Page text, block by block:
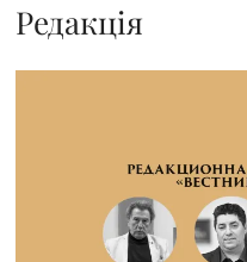
Редакція